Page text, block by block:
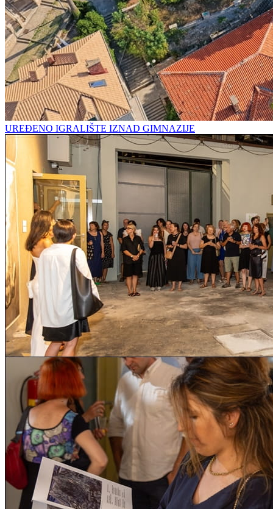
UREĐENO IGRALIŠTE IZNAD GIMNAZIJE